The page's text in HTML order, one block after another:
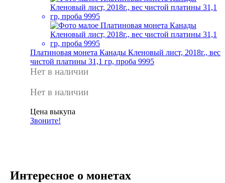
Платиновая монета Канады Кленовый лист, 2018г., вес
чистой платины 31,1 гр, проба 9995
Нет в наличии
Нет в наличии
Цена выкупа
Звоните!
Интересное о монетах